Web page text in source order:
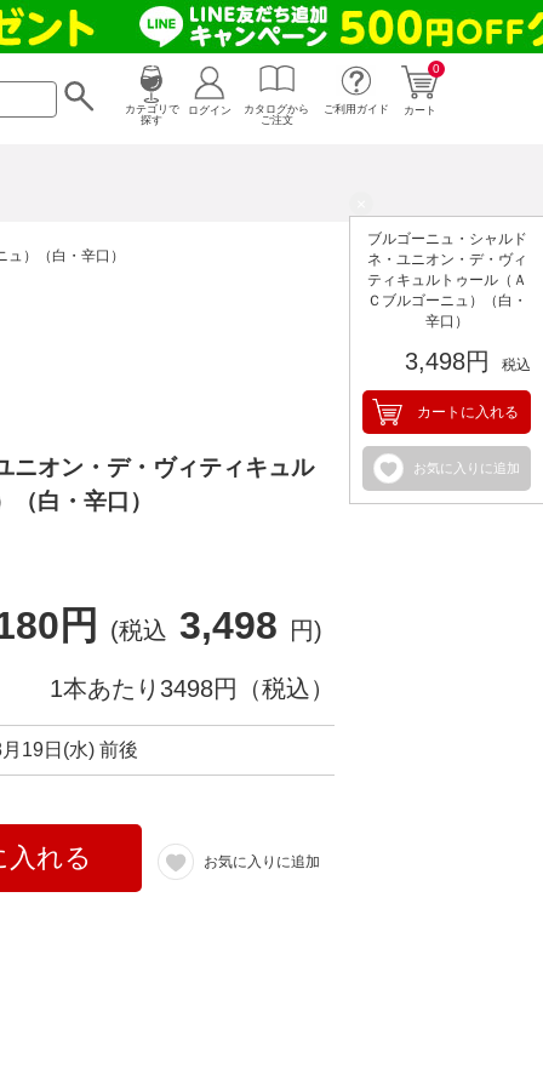
カテゴリで
探す
0
カート
ログイン
カタログから
ご注文
ご利用ガイド
）（白・辛口）
ブルゴーニュ・シャルド
ネ・ユニオン・デ・ヴィ
ティキュルトゥール（Ａ
Ｃブルゴーニュ）（白・
辛口）
3,498円 税込
カートに入れる
お気に入りに追加
ニオン・デ・ヴィティキュル
（白・辛口）
円 (税込 3,498 円)
1本あたり3498円（税込）
19日(水) 前後
入れる お気に入りに追加